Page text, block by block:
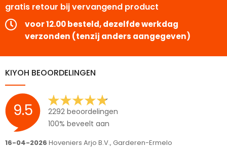
gratis retour bij vervangend product
voor 12.00 besteld, dezelfde werkdag
verzonden (tenzij anders aangegeven)
KIYOH BEOORDELINGEN
9.5
2292 beoordelingen
100% beveelt aan
16-04-2026 Hoveniers Arjo B.V., Garderen-Ermelo